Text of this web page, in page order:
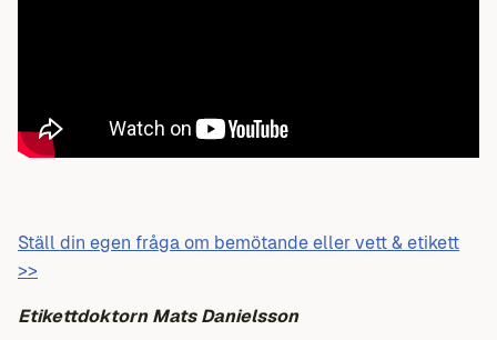
Ställ din egen fråga om bemötande eller vett & etikett
>>
Etikettdoktorn Mats Danielsson